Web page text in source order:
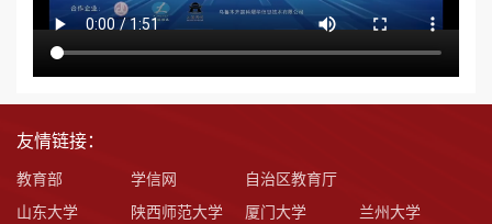
友情链接：
教育部 学信网
自治区教育厅
山东大学
陕西师范大学 厦门大学
兰州大学